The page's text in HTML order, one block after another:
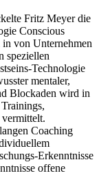
Fritz Meyer die
Conscious
von Unternehmen
speziellen
Technologie
mentaler,
Blockaden wird in
Coaching
Erkenntnisse
offene